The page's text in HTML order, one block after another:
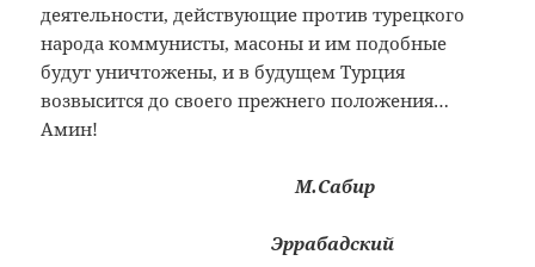
деятельности, действующие против турецкого
народа коммунисты, масоны и им подобные
будут уничтожены, и в будущем Турция
возвысится до своего прежнего положения…
Амин!
М.Сабир
Эррабадский